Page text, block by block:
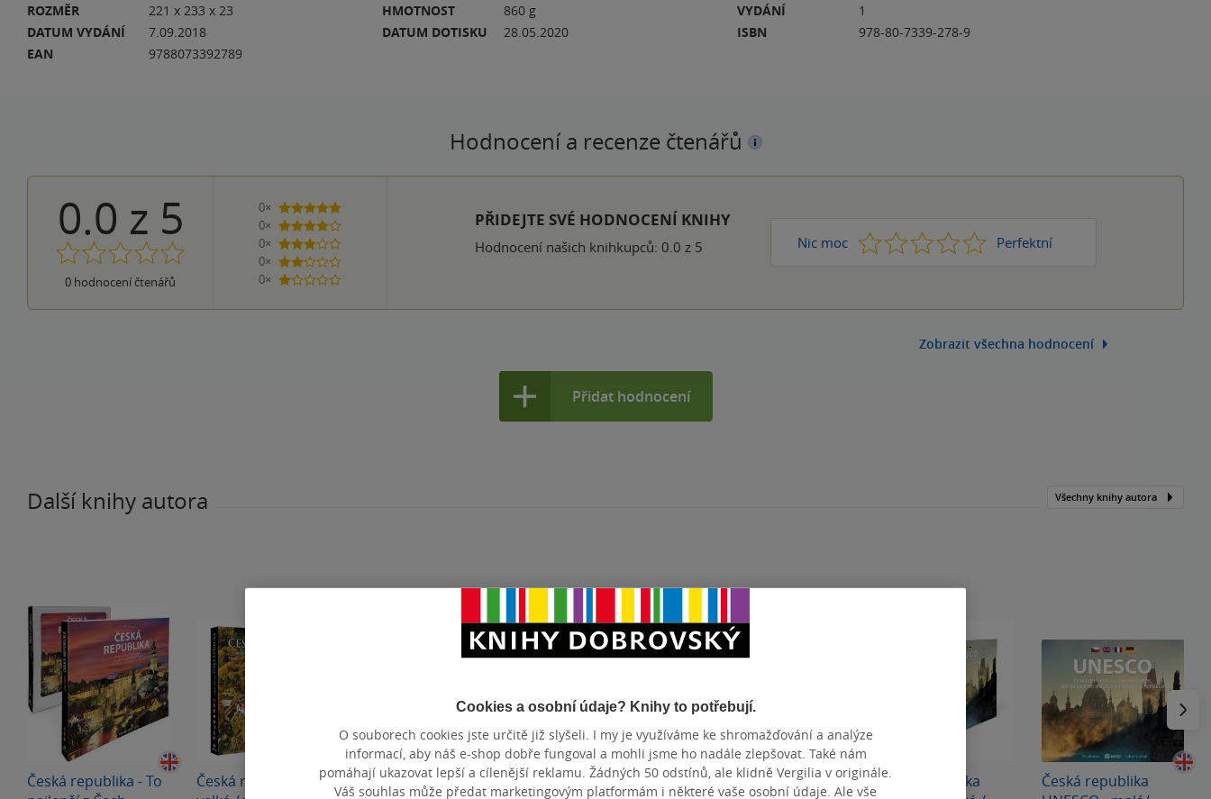
ROZMĚR
221 x 233 x 23
DATUM VYDÁNÍ
7.09.2018
EAN
9788073392789
HMOTNOST
860 g
DATUM DOTISKU
28.05.2020
VYDÁNÍ
1
ISBN
978-80-7339-278-9
Hodnocení a recenze čtenářů
0.0 z 5
0 hodnocení čtenářů
0×
5 hvězdiček
0×
4 hvězdičky
0×
3 hvězdičky
0×
2 hvězdičky
0×
1 hvezdička
PŘIDEJTE SVÉ HODNOCENÍ KNIHY
Hodnocení našich knihkupců: 0.0 z 5 Nic moc 1 2 3 4 Perfektní
5
Zobrazit všechna hodnocení
Přidat hodnocení
Další knihy autora Všechny knihy autora
Česká republika - To
Česká republika -
Česká republika - To
Ostrava - velká /
Praha letecky -
Česká republika
Česká republika
Cookies a osobní údaje? Knihy to potřebují.
O souborech cookies jste určitě již slyšeli. I my je využíváme ke shromažďování a analýze
informací, aby náš e-shop dobře fungoval a mohli jsme ho nadále zlepšovat. Také nám
pomáhají ukazovat lepší a cílenější reklamu. Žádných 50 odstínů, ale klidně Vergilia v originále.
Váš souhlas může předat marketingovým platformám i některé vaše osobní údaje. Ale vše